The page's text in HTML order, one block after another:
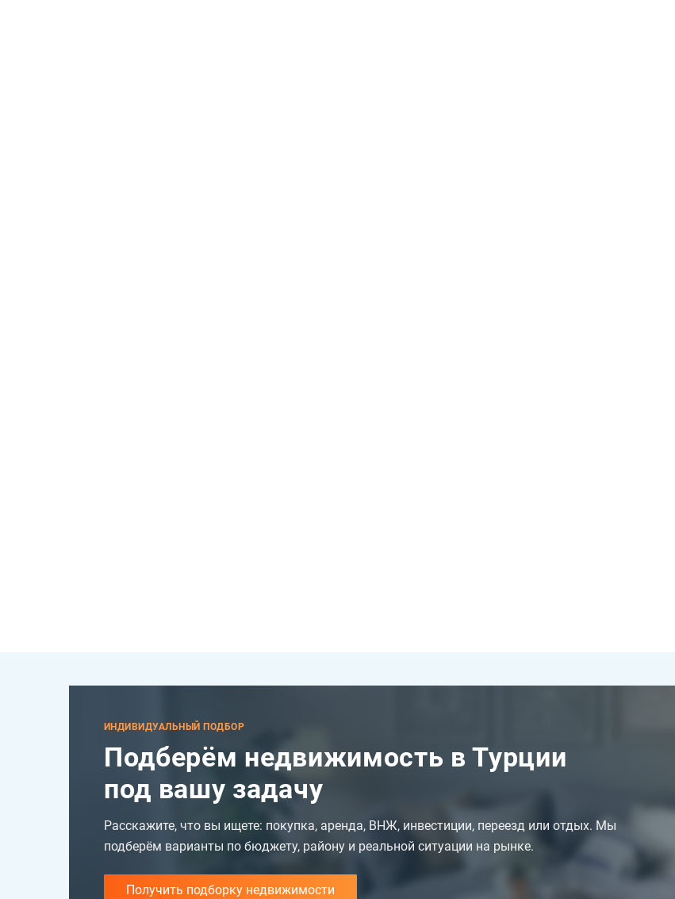
ИНДИВИДУАЛЬНЫЙ ПОДБОР
Подберём недвижимость в Турции
под вашу задачу
Расскажите, что вы ищете: покупка, аренда, ВНЖ, инвестиции, переезд или отдых. Мы
подберём варианты по бюджету, району и реальной ситуации на рынке.
Получить подборку недвижимости